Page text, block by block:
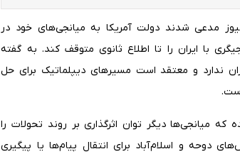
مدعی شدند دولت آمریکا به میانجی‌های خود در
با ایران را تا اطلاع ثانوی متوقف کند. به گفته
ندارد و معتقد است مسیرهای دیپلماتیک برای حل
که میانجی‌ها دیگر توان اثرگذاری بر روند تحولات را
دوحه و اسلام‌آباد برای انتقال پیام‌ها یا پیگیری